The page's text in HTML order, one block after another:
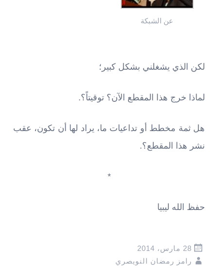
عن الشبكة
لكن الذي يشغلني بشكل كبير؛
لماذا خرج هذا المقطع الآن؟ توقيتاً؟.
هل ثمة مخطط أو تداعيات ما، يراد لها أن تكون، عقب
نشر هذا المقطع؟.
*
حفظ الله ليبيا
28 مارس، 2014
رامز رمضان النويصري